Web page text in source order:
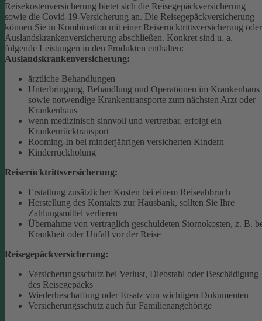
Reisekostenversicherung bietet sich die Reisegepäckversicherung
sowie die Covid-19-Versicherung an. Die Reisegepäckversicherung
können Sie in Kombination mit einer Reiserücktrittsversicherung oder
Auslandskrankenversicherung abschließen. Konkret sind u. a.
folgende Leistungen in den Produkten enthalten:
Auslandskrankenversicherung:
ärztliche Behandlungen
Unterbringung, Behandlung und Operationen im Krankenhaus
sowie notwendige Krankentransporte zum nächsten Arzt oder
Krankenhaus
wenn medizinisch sinnvoll und vertretbar, erfolgt ein
Krankenrücktransport
Rooming-In bei minderjährigen versicherten Kindern
Kinderrückholung
Reiserücktrittsversicherung:
Erstattung zusätzlicher Kosten bei einem Reiseabbruch
Herstellung des Kontakts zur Hausbank, sollten Sie Ihre
Zahlungsmittel verlieren
Übernahme von vertraglich geschuldeten Stornokosten, z. B.
Krankheit oder Unfall vor der Reise
Reisegepäckversicherung:
Versicherungsschutz bei Verlust, Diebstahl oder Beschädigung
des Reisegepäcks
Wiederbeschaffung oder Ersatz von wichtigen Dokumenten
Versicherungsschutz auch für Familienangehörige